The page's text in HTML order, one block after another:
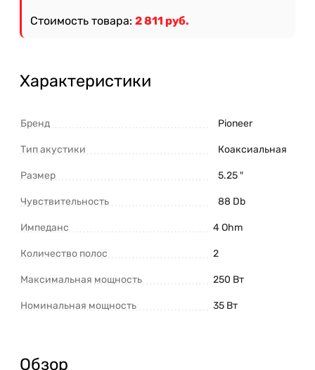
Стоимость товара: 2 811 руб.
Характеристики
Бренд Pioneer
Тип акустики Коаксиальная
Размер 5.25 ″
Чувствительность 88 Db
Импеданс 4 Ohm
Количество полос 2
Максимальная мощность 250 Вт
Номинальная мощность 35 Вт
Обзор